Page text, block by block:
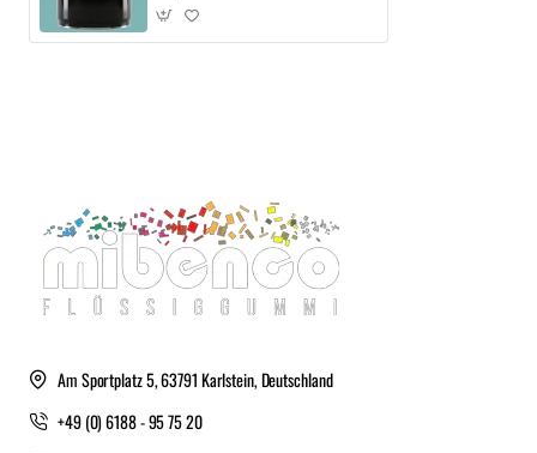
Am Sportplatz 5, 63791 Karlstein, Deutschland
+49 (0) 6188 - 95 75 20